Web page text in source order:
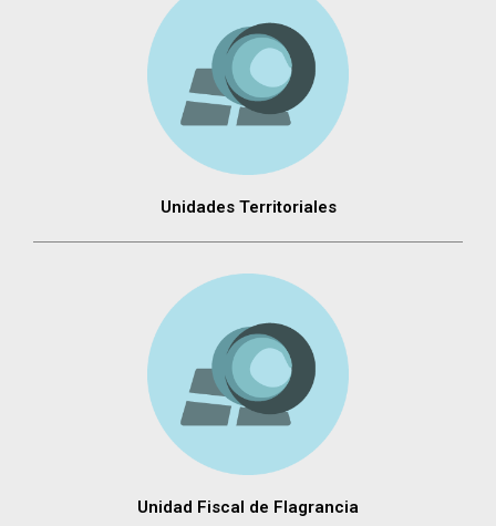
Unidades Territoriales
Unidad Fiscal de Flagrancia